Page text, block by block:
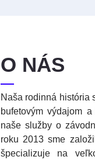
O NÁS
Naša rodinná história
bufetovým výdajom
naše služby o
roku 2013 sme
špecializuje na